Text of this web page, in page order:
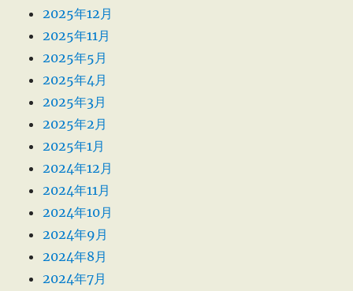
2025年12月
2025年11月
2025年5月
2025年4月
2025年3月
2025年2月
2025年1月
2024年12月
2024年11月
2024年10月
2024年9月
2024年8月
2024年7月